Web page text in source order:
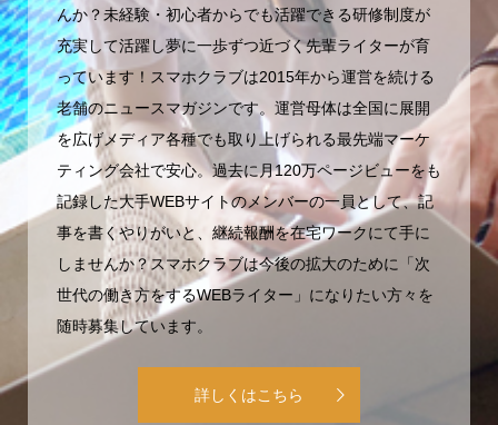
んか？未経験・初心者からでも活躍できる研修制度が
充実して活躍し夢に一歩ずつ近づく先輩ライターが育
っています！スマホクラブは2015年から運営を続ける
老舗のニュースマガジンです。運営母体は全国に展開
を広げメディア各種でも取り上げられる最先端マーケ
ティング会社で安心。過去に月120万ページビューをも
記録した大手WEBサイトのメンバーの一員として、記
事を書くやりがいと、継続報酬を在宅ワークにて手に
しませんか？スマホクラブは今後の拡大のために「次
世代の働き方をするWEBライター」になりたい方々を
随時募集しています。
詳しくはこちら